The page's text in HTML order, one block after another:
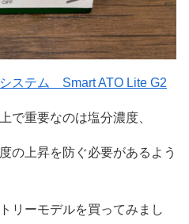
ステム Smart ATO Lite G2
要なのは塩分濃度、
昇を防ぐ必要があるよう
モデルを買ってみまし